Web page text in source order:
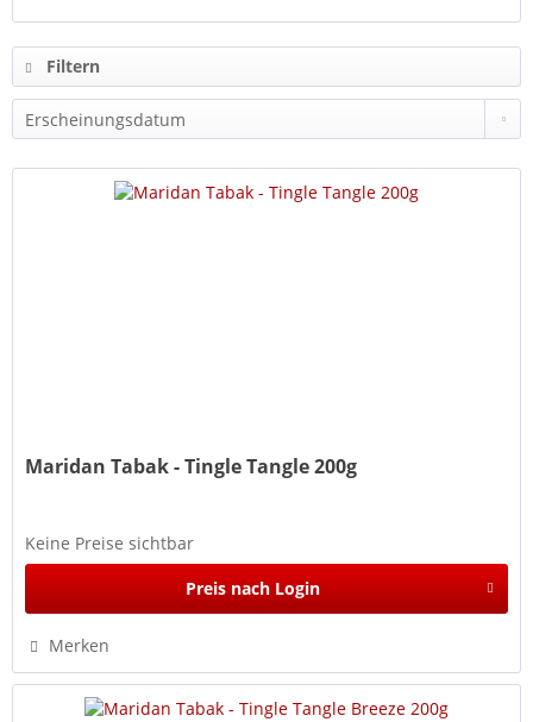
Filtern
Maridan Tabak - Tingle Tangle 200g
Keine Preise sichtbar
Preis nach Login
Merken